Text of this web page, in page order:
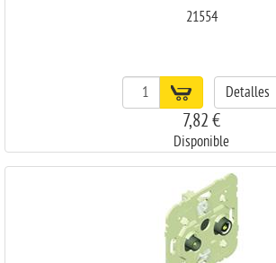
21554
Detalles
7,82 €
Disponible